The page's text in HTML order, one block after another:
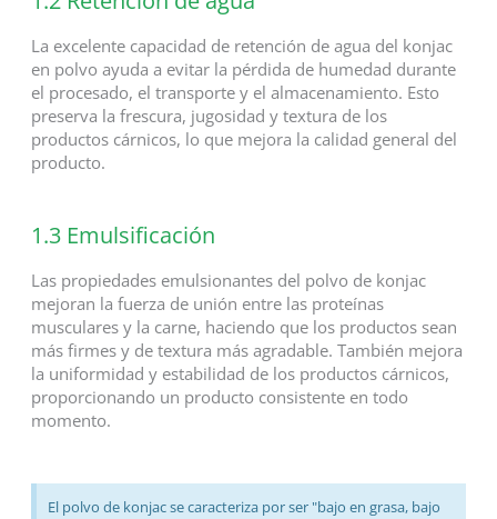
La excelente capacidad de retención de agua del konjac
en polvo ayuda a evitar la pérdida de humedad durante
el procesado, el transporte y el almacenamiento. Esto
preserva la frescura, jugosidad y textura de los
productos cárnicos, lo que mejora la calidad general del
producto.
1.3 Emulsificación
Las propiedades emulsionantes del polvo de konjac
mejoran la fuerza de unión entre las proteínas
musculares y la carne, haciendo que los productos sean
más firmes y de textura más agradable. También mejora
la uniformidad y estabilidad de los productos cárnicos,
proporcionando un producto consistente en todo
momento.
El polvo de konjac se caracteriza por ser "bajo en grasa, bajo